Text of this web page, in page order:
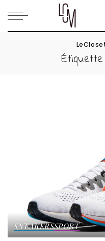
SNEAKERSSPORT